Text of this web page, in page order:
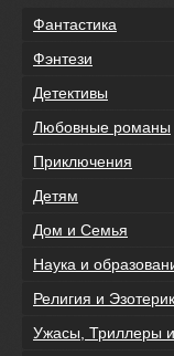
Фантастика
Фэнтези
Детективы
Любовные романы
Приключения
Детям
Дом и Семья
Наука и
Религия и
Ужасы, Триллеры